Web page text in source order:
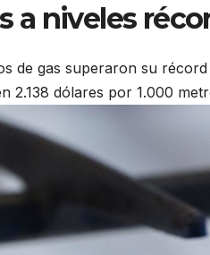
a niveles
de gas superaron su récord
2.138 dólares por 1.000